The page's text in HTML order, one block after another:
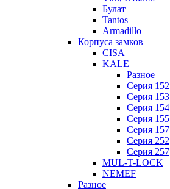
Булат
Tantos
Armadillo
Корпуса замков
CISA
KALE
Разное
Серия 152
Серия 153
Серия 154
Серия 155
Серия 157
Серия 252
Серия 257
MUL-T-LOCK
NEMEF
Разное